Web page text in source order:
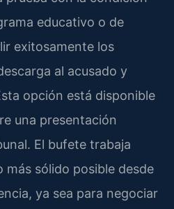
educativo o de
exitosamente los
al acusado y
opción está disponible
una presentación
El bufete trabaja
más sólido posible desde
ya sea para negociar